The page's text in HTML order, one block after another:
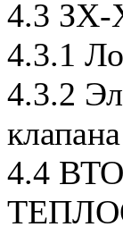
4.3
4.3.1
4.3.2
клапана
4.4